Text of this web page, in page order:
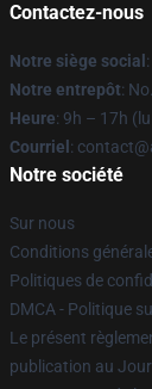
Contactez-nous
Notre siège social
Notre entrepôt:
Heure: 9h – 17h
Courriel :
Notre société
Sur nous
Conditions
Politiques de
DMCA - Politique
Le présent
publication au